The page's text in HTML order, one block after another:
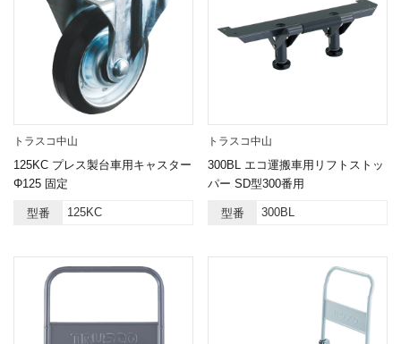
トラスコ中山
125KC プレス製台車用キャスター
Φ125 固定
型番 125KC
トラスコ中山
300BL エコ運搬車用リフトストッ
パー SD型300番用
型番 300BL